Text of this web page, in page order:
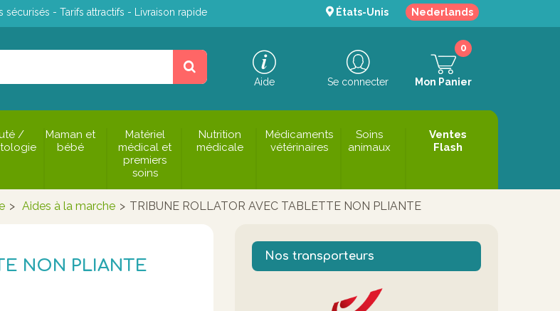
sécurisés - Tarifs attractifs - Livraison rapide États-Unis Nederlands
Aide Se connecter Mon Panier
0
/
Maman et
bébé
Matériel
médical et
premiers
soins
Nutrition
médicale
Médicaments
vétérinaires
Soins
animaux
Ventes
Flash
> Aides à la marche > TRIBUNE ROLLATOR AVEC TABLETTE NON PLIANTE
NON PLIANTE Nos transporteurs